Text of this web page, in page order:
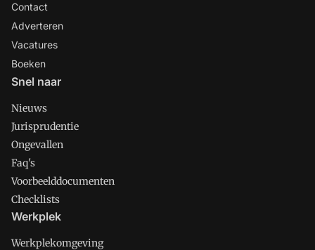
Contact
Adverteren
Vacatures
Boeken
Snel naar
Nieuws
Jurisprudentie
Ongevallen
Faq's
Voorbeelddocumenten
Checklists
Werkplek
Werkplekomgeving